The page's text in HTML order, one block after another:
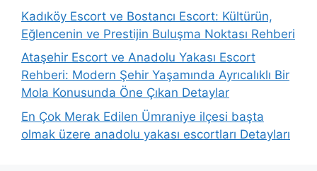
Kadıköy Escort ve Bostancı Escort: Kültürün,
Eğlencenin ve Prestijin Buluşma Noktası Rehberi
Ataşehir Escort ve Anadolu Yakası Escort
Rehberi: Modern Şehir Yaşamında Ayrıcalıklı Bir
Mola Konusunda Öne Çıkan Detaylar
En Çok Merak Edilen Ümraniye ilçesi başta
olmak üzere anadolu yakası escortları Detayları